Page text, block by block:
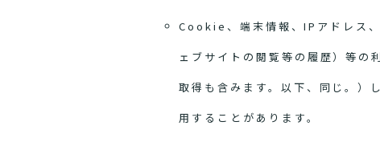
Cookie、端末情報、IPアドレス
ェブサイトの閲覧等の履歴）等の
取得も含みます。以下、同じ。）
用することがあります。